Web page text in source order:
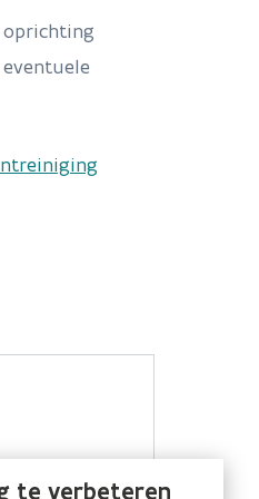
te verbeteren